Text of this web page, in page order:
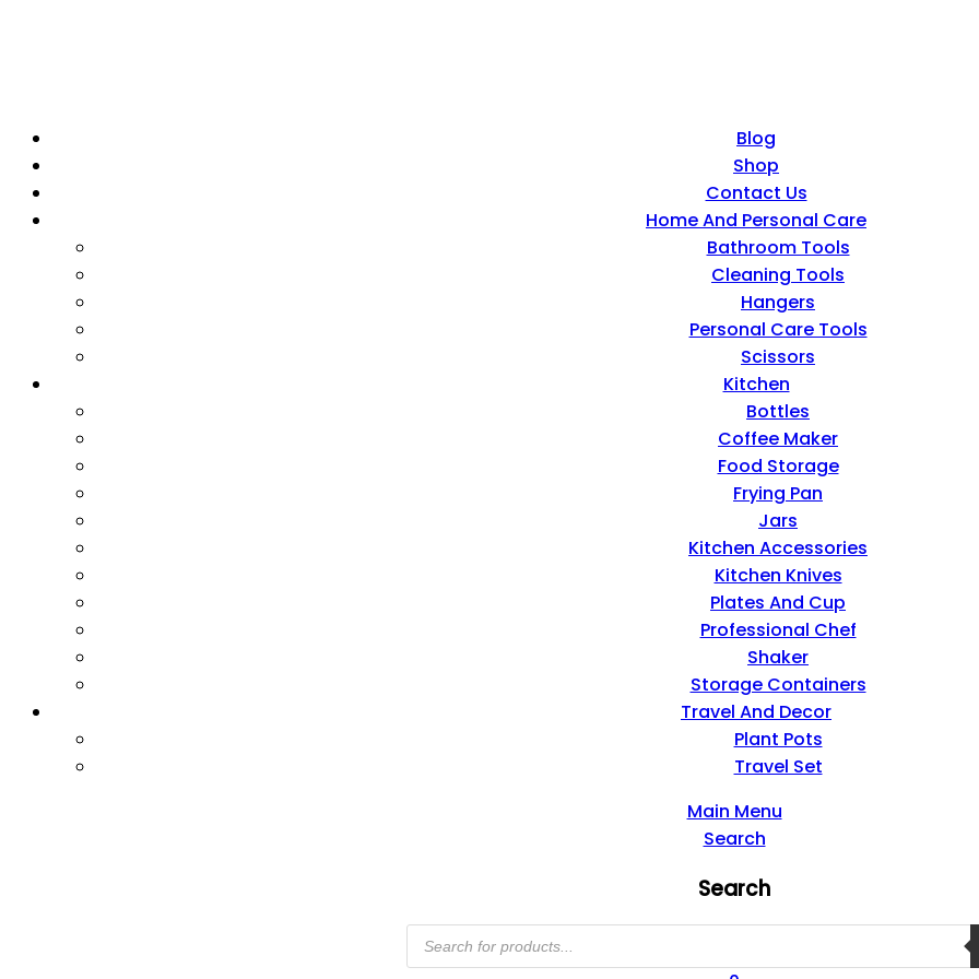
Blog
Shop
Contact Us
Home And Personal Care
Bathroom Tools
Cleaning Tools
Hangers
Personal Care Tools
Scissors
Kitchen
Bottles
Coffee Maker
Food Storage
Frying Pan
Jars
Kitchen Accessories
Kitchen Knives
Plates And Cup
Professional Chef
Shaker
Storage Containers
Travel And Decor
Plant Pots
Travel Set
Main Menu
Search
Search
Products
Search